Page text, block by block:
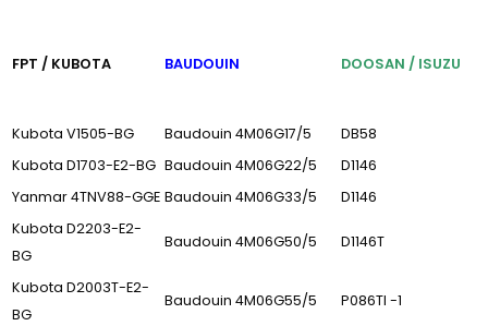
FPT / KUBOTA BAUDOUIN DOOSAN / ISUZU
Kubota V1505-BG Baudouin 4M06G17/5
DB58
Kubota D1703-E2-BG Baudouin 4M06G22/5
D1146
Yanmar 4TNV88-GGE Baudouin 4M06G33/5
D1146
Kubota D2203-E2-
BG
Baudouin 4M06G50/5 D1146T
Kubota D2003T-E2-
BG
Baudouin 4M06G55/5 P086TI -1